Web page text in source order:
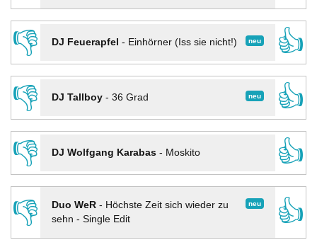
👎
neu
DJ Feuerapfel - Einhörner (Iss sie nicht!)
👍
👎
neu
DJ Tallboy- 36 Grad
👍
👎
DJ Wolfgang Karabas- Moskito
👍
👎
neu
Duo WeR- Höchste Zeit sich wieder zu
sehn - Single Edit
👍